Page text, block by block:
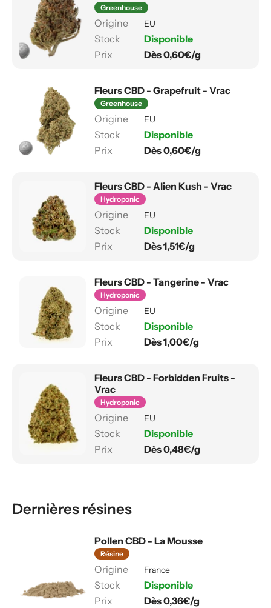
Greenhouse
EU
Disponible
Dès 0,60€/g
Fleurs CBD - Grapefruit - Vrac
Greenhouse
EU
Disponible
Dès 0,60€/g
Fleurs CBD - Alien Kush - Vrac
Hydroponic
EU
Disponible
Dès 1,51€/g
Fleurs CBD - Tangerine - Vrac
Hydroponic
EU
Disponible
Dès 1,00€/g
Fleurs CBD - Forbidden Fruits -
Vrac
Hydroponic
EU
Disponible
Dès 0,48€/g
Dernières résines
Pollen CBD - La Mousse
Résine
France
Disponible
Dès 0,36€/g